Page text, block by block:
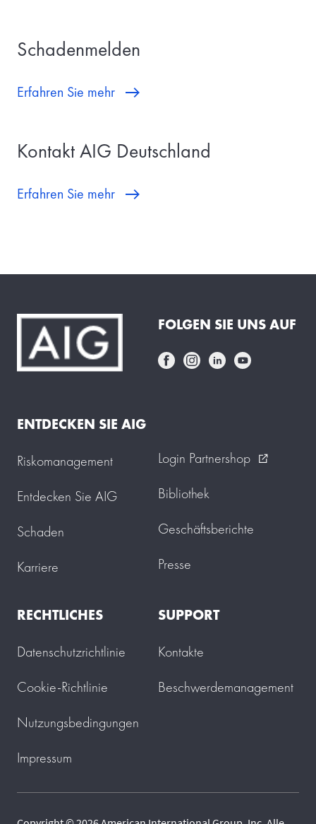
Schadenmelden
Erfahren Sie mehr
Kontakt AIG Deutschland
Erfahren Sie mehr
FOLGEN SIE UNS AUF
ENTDECKEN SIE AIG
Riskomanagement
Entdecken Sie AIG
Schaden
Karriere
Login Partnershop external_link
Bibliothek
Geschäftsberichte
Presse
RECHTLICHES
Datenschutzrichtlinie
Cookie-Richtlinie
Nutzungsbedingungen
Impressum
SUPPORT
Kontakte
Beschwerdemanagement